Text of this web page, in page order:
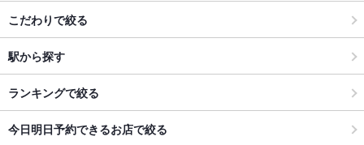
こだわりで絞る
駅から探す
ランキングで絞る
今日明日予約できるお店で絞る